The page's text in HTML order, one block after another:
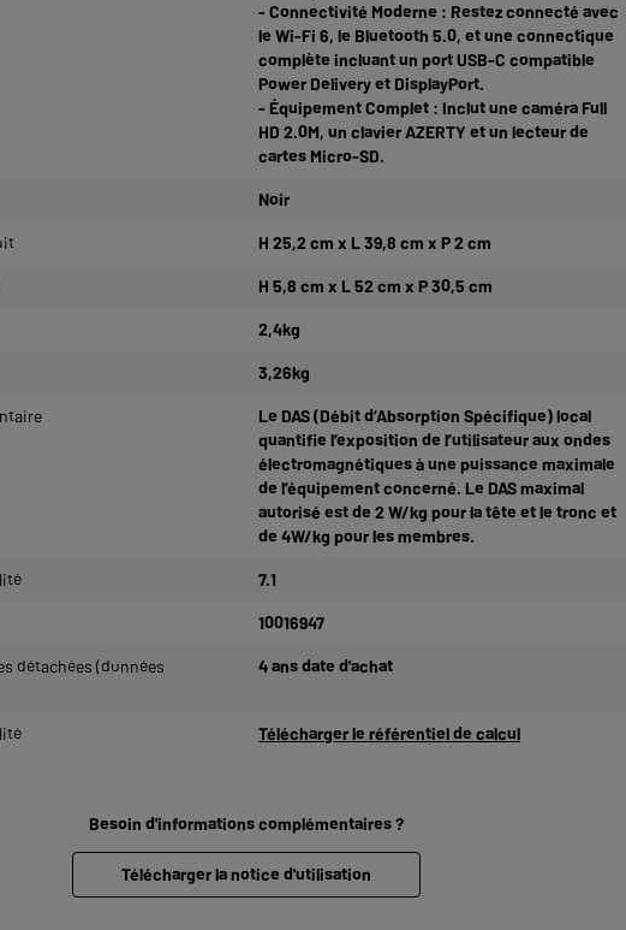
- Connectivité Moderne : Restez connecté avec
le Wi-Fi 6, le Bluetooth 5.0, et une connectique
complète incluant un port USB-C compatible
Power Delivery et DisplayPort.
- Équipement Complet : Inclut une caméra Full
HD 2.0M, un clavier AZERTY et un lecteur de
cartes Micro-SD.
Noir
H 25,2 cm x L 39,8 cm x P 2 cm
H 5,8 cm x L 52 cm x P 30,5 cm
2,4kg
3,26kg
Le DAS (Débit d’Absorption Spécifique) local
quantifie l’exposition de l’utilisateur aux ondes
électromagnétiques à une puissance maximale
de l’équipement concerné. Le DAS maximal
autorisé est de 2 W/kg pour la tête et le tronc et
de 4W/kg pour les membres.
7.1
10016947
détachées (données
4 ans date d'achat
Télécharger le référentiel de calcul
Besoin d'informations complémentaires ?
Télécharger la notice d'utilisation